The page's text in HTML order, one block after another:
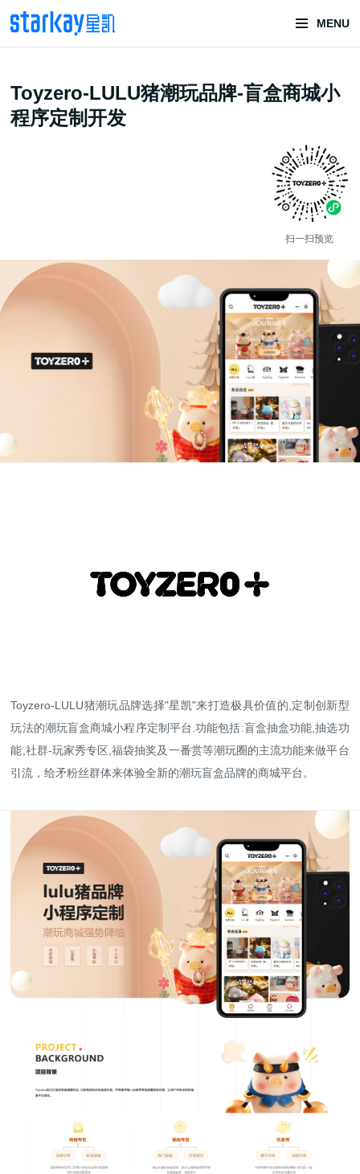
MENU
头部潮玩
技术服务商
潮玩技术解决方案
头部潮玩盲盒/谷子卡牌/二次元手办抽赏开发
一番赏/魔力赏/福袋抽赏/宝箱赏/无限赏
Toyzero-LULU猪潮玩品牌-盲盒商城小
程序定制开发
扫一扫预览
Toyzero-LULU猪潮玩品牌选择"星凯"来打造极具价值的,定制创新型
玩法的潮玩盲盒商城小程序定制平台.功能包括:盲盒抽盒功能,抽选功
能,社群-玩家秀专区,福袋抽奖及一番赏等潮玩圈的主流功能来做平台
引流，给矛粉丝群体来体验全新的潮玩盲盒品牌的商城平台。